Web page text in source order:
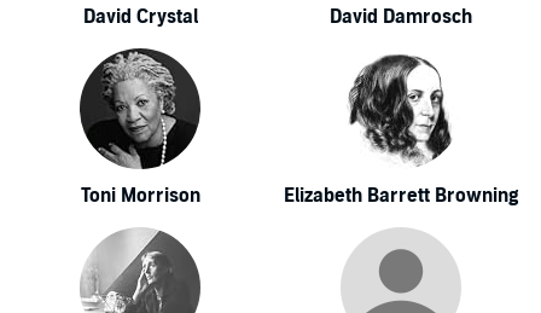
David Crystal David Damrosch
Toni Morrison Elizabeth Barrett Browning